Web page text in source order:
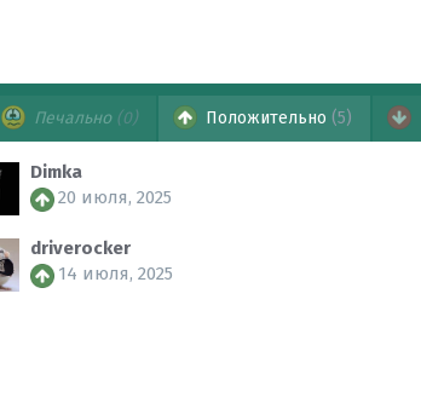
Печально (0) Положительно (5)
Dimka
20 июля, 2025
driverocker
14 июля, 2025